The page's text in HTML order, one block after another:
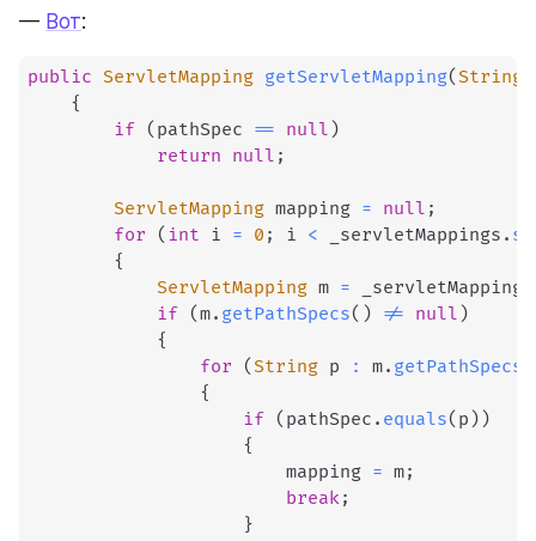
— Вот:
public ServletMapping getServletMapping(String
{
if ( pathSpec == null )
return null ;
ServletMapping mapping = null ;
for
( int i = 0 ; i < _servletMappings .
{
ServletMapping m = _servletMappings
if (m. getPathSpecs( ) != null )
{
for
(String p : m. getPathSpecs
{
if ( pathSpec . equals( p ) )
{
                        mapping
= m;
break;
}